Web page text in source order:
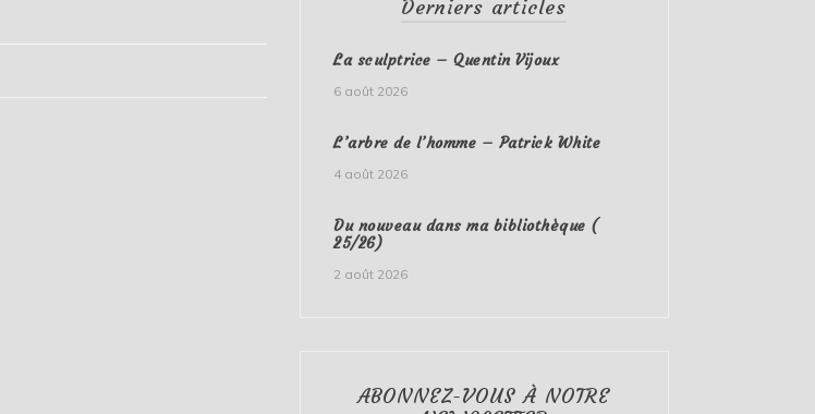
Derniers articles
La sculptrice – Quentin Vijoux
6 août 2026
L’arbre de l’homme – Patrick White
4 août 2026
Du nouveau dans ma bibliothèque (
25/26)
2 août 2026
ABONNEZ-VOUS À NOTRE